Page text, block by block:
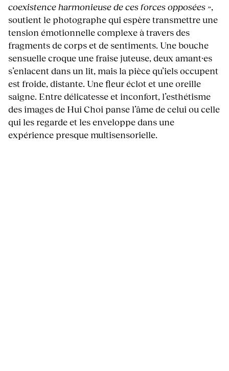
coexistence harmonieuse de ces forces opposées »,
soutient le photographe qui espère transmettre une
tension émotionnelle complexe à travers des
fragments de corps et de sentiments. Une bouche
sensuelle croque une fraise juteuse, deux amant·es
s’enlacent dans un lit, mais la pièce qu’iels occupent
est froide, distante. Une fleur éclot et une oreille
saigne. Entre délicatesse et inconfort, l’esthétisme
des images de Hui Choi panse l’âme de celui ou celle
qui les regarde et les enveloppe dans une
expérience presque multisensorielle.